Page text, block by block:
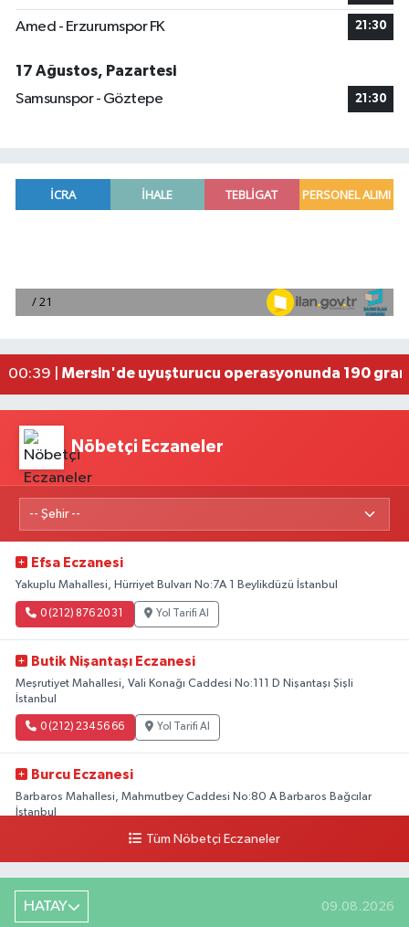
Amed - Erzurumspor FK 21:30
17 Ağustos, Pazartesi
Samsunspor - Göztepe
21:30
23:59 |Fransa'dan iade edilen tarihi eserler Şam
23:58 |
Milli pentatletler Kıvanç Taşyaran ve Buğra
Mersin'de uyuşturucu operasyonunda 190
00:05 |
Adana'da silahlı saldırıda 3 kişi yaralandı
Nöbetçi Eczaneler
Efsa Eczanesi
Yakuplu Mahallesi, Hürriyet Bulvarı No:7A 1 Beylikdüzü İstanbul
0 (212) 876 20 31 Yol Tarifi Al
Butik Nişantaşı Eczanesi
Meşrutiyet Mahallesi, Vali Konağı Caddesi No:111 D Nişantaşı Şişli
İstanbul
0 (212) 234 56 66 Yol Tarifi Al
Burcu Eczanesi
Barbaros Mahallesi, Mahmutbey Caddesi No:80 A Barbaros Bağcılar
İstanbul
Yol Tarifi Al
Tuna Tillo Eczanesi
Akşemsettin Mahallesi, Akdeniz Caddesi No:12 A Fatih İstanbul
Tüm Nöbetçi Eczaneler
HATAY 09.08.2026